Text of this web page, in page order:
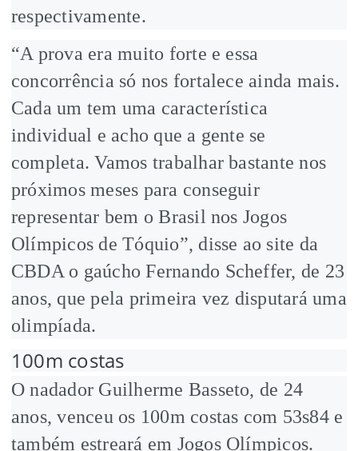
respectivamente.
“A prova era muito forte e essa
concorrência só nos fortalece ainda mais.
Cada um tem uma característica
individual e acho que a gente se
completa. Vamos trabalhar bastante nos
próximos meses para conseguir
representar bem o Brasil nos Jogos
Olímpicos de Tóquio”, disse ao site da
CBDA o gaúcho Fernando Scheffer, de 23
anos, que pela primeira vez disputará uma
olimpíada.
100m costas
O nadador Guilherme Basseto, de 24
anos, venceu os 100m costas com 53s84 e
também estreará em Jogos Olímpicos.